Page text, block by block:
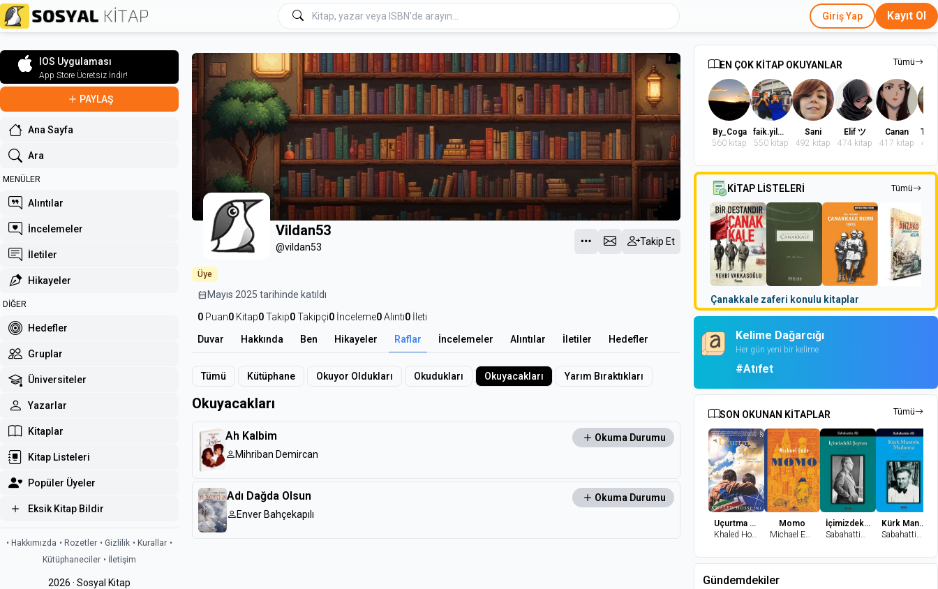
Giriş Yap Kayıt Ol
IOS Uygulaması
App Store Ücretsiz İndir!
PAYLAŞ
Ana Sayfa
Ara
MENÜLER
Alıntılar
İncelemeler
İletiler
Hikayeler
DİĞER
Hedefler
Gruplar
Üniversiteler
Yazarlar
Kitaplar
Kitap Listeleri
Popüler Üyeler
Eksik Kitap Bildir
• Hakkımızda • Rozetler • Gizlilik • Kurallar •
Kütüphaneciler • İletişim
2026 · Sosyal Kitap
Vildan53
@vildan53 Takip Et
Üye
calendar_month Mayıs 2025 tarihinde katıldı
0 Puan0 Kitap0Takip0Takipçi0 İnceleme0Alıntı0 İleti
Duvar
Hakkında Ben Hikayeler Raflar İncelemeler Alıntılar İletiler Hedefler
Tümü Kütüphane Okuyor Oldukları Okudukları Okuyacakları Yarım Bıraktıkları
Okuyacakları
Ah Kalbim
Mihriban Demircan
Okuma Durumu
Adı Dağda Olsun
Enver Bahçekapılı
Okuma Durumu
EN ÇOK KİTAP OKUYANLAR Tümü
By_Coga
560 kitap
faik.yilmaz.9
550 kitap
Sani
492 kitap
Elif ツ
474 kitap
Canan
417 kitap
402
KİTAP LİSTELERİ Tümü
Çanakkale zaferi konulu kitaplar
Kelime Dağarcığı
Her gün yeni bir kelime
#Atıfet
SON OKUNAN KİTAPLAR Tümü
Uçurtma Avcısı
Khaled Hosseini
Momo
Michael Ende
İçimizdeki Şeytan
Sabahattin Ali
Kürk Mantolu Madonna
Sabahattin Ali
Gündemdekiler